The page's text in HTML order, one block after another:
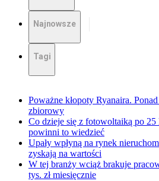
Najnowsze
Tagi
Poważne kłopoty Ryanaira.
zbiorowy
Co dzieje się z fotowoltaiką po 25
powinni to wiedzieć
Upały wpłyną na rynek
zyskają na wartości
W tej branży wciąż brakuje
tys. zł miesięcznie